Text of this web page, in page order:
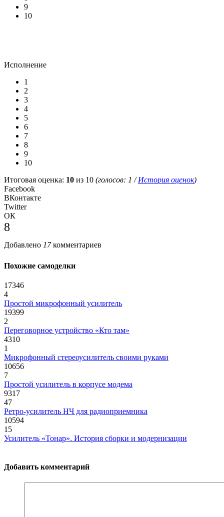
9
10
Исполнение
1
2
3
4
5
6
7
8
9
10
Итоговая оценка: 10 из 10 (голосов: 1 /История оценок)
Facebook
ВКонтакте
Twitter
ОК
8
Добавлено 17комментариев
Похожие самоделки
17346
4
Простой микрофонный усилитель
19399
2
Переговорное устройство «Кто там»
4310
1
Микрофонный стереоусилитель своими руками
10656
7
Простой усилитель в корпусе модема
9317
47
Ретро-усилитель НЧ для радиоприемника
10594
15
Усилитель «Тонар». История сборки и модернизации
Добавить комментарий